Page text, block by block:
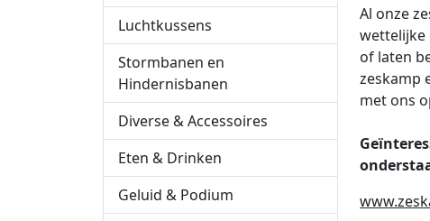
Luchtkussens
Stormbanen en
Hindernisbanen
Diverse & Accessoires
Eten & Drinken
Geluid & Podium
Al onze
wettelijke
of laten
zeskamp
met ons